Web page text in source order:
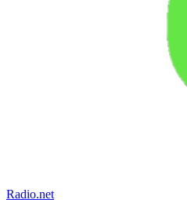
Radio.net